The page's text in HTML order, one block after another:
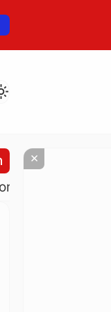
BPJS
Culture
×